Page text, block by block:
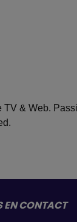
& Web.
EN CONTACT